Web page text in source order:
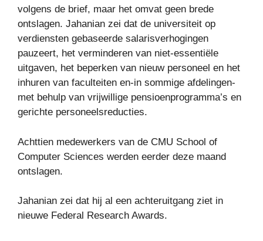
volgens de brief, maar het omvat geen brede
ontslagen. Jahanian zei dat de universiteit op
verdiensten gebaseerde salarisverhogingen
pauzeert, het verminderen van niet-essentiële
uitgaven, het beperken van nieuw personeel en het
inhuren van faculteiten en-in sommige afdelingen-
met behulp van vrijwillige pensioenprogramma’s en
gerichte personeelsreducties.
Achttien medewerkers van de CMU School of
Computer Sciences werden eerder deze maand
ontslagen.
Jahanian zei dat hij al een achteruitgang ziet in
nieuwe Federal Research Awards.